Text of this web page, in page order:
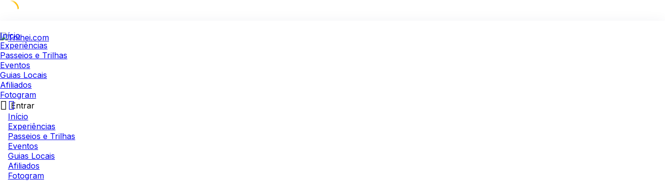
to
content
Início
Experiências
Passeios e Trilhas
Eventos
Guias Locais
Afiliados
Fotogram
Entrar
Início
Experiências
Passeios e Trilhas
Eventos
Guias Locais
Afiliados
Fotogram